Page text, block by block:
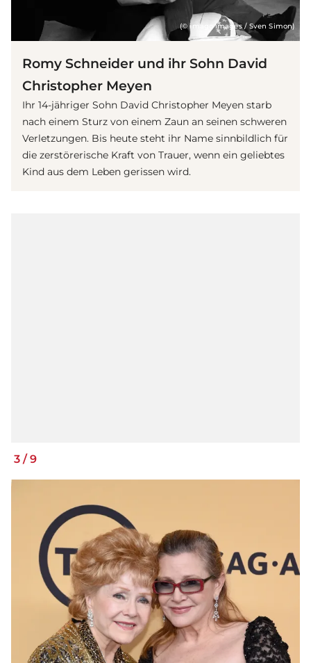
(© imago images / Sven Simon)
Romy Schneider und ihr Sohn David
Christopher Meyen
Ihr 14-jähriger Sohn David Christopher Meyen starb
nach einem Sturz von einem Zaun an seinen schweren
Verletzungen. Bis heute steht ihr Name sinnbildlich für
die zerstörerische Kraft von Trauer, wenn ein geliebtes
Kind aus dem Leben gerissen wird.
3 /9